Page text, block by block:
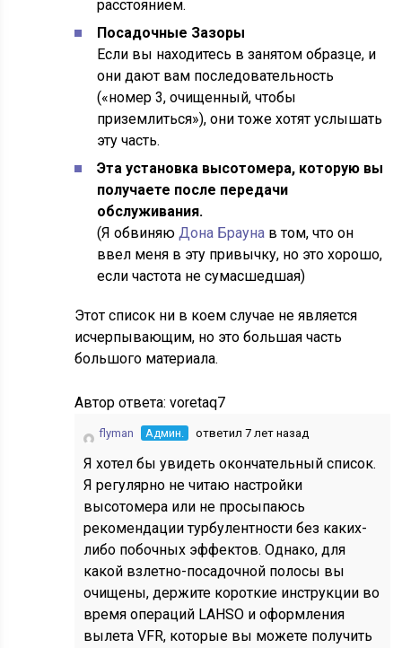
расстоянием.
Посадочные Зазоры
Если вы находитесь в занятом образце, и
они дают вам последовательность
(«номер 3, очищенный, чтобы
приземлиться»), они тоже хотят услышать
эту часть.
Эта установка высотомера, которую вы
получаете после передачи
обслуживания.
(Я обвиняюДона Брауна в том, что он
ввел меня в эту привычку, но это хорошо,
если частота не сумасшедшая)
Этот список ни в коем случае не является
исчерпывающим, но это большая часть
большого материала.
Автор ответа:voretaq7
flyman Админ. ответил 7 лет назад
Я хотел бы увидеть окончательный список.
Я регулярно не читаю настройки
высотомера или не просыпаюсь
рекомендации турбулентности без каких-
либо побочных эффектов. Однако, для
какой взлетно-посадочной полосы вы
очищены, держите короткие инструкции во
время операций LAHSO и оформления
вылета VFR, которые вы можете получить